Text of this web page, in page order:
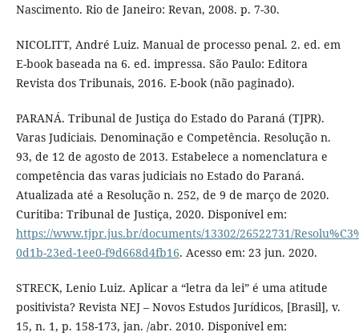
Nascimento. Rio de Janeiro: Revan, 2008. p. 7-30.
NICOLITT, André Luiz. Manual de processo penal. 2. ed. em
E-book baseada na 6. ed. impressa. São Paulo: Editora
Revista dos Tribunais, 2016. E-book (não paginado).
PARANÁ. Tribunal de Justiça do Estado do Paraná (TJPR).
Varas Judiciais. Denominação e Competência. Resolução n.
93, de 12 de agosto de 2013. Estabelece a nomenclatura e
competência das varas judiciais no Estado do Paraná.
Atualizada até a Resolução n. 252, de 9 de março de 2020.
Curitiba: Tribunal de Justiça, 2020. Disponível em:
https://www.tjpr.jus.br/documents/13302/26522731/
0d1b-23ed-1ee0-f9d668d4fb16. Acesso em: 23 jun. 2020.
STRECK, Lenio Luiz. Aplicar a “letra da lei” é uma atitude
positivista? Revista NEJ – Novos Estudos Jurídicos, [Brasil], v.
15, n. 1, p. 158-173, jan. /abr. 2010. Disponível em: